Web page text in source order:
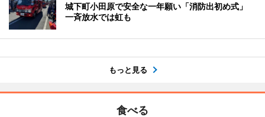
城下町小田原で安全な一年願い「消防出初め式」
一斉放水では虹も
もっと見る
食べる